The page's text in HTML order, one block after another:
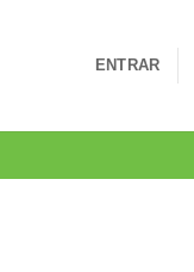
ENTRAR